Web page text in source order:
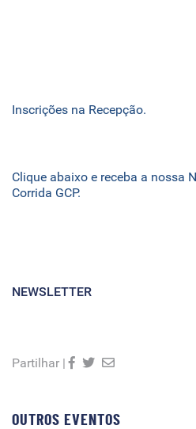
Inscrições na Recepção.
Clique abaixo e receba a nossa
Corrida GCP.
NEWSLETTER
Partilhar |
OUTROS EVENTOS